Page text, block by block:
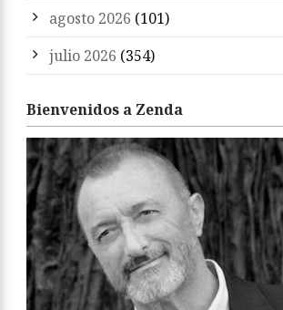
agosto 2026 (101)
julio 2026 (354)
Bienvenidos a Zenda